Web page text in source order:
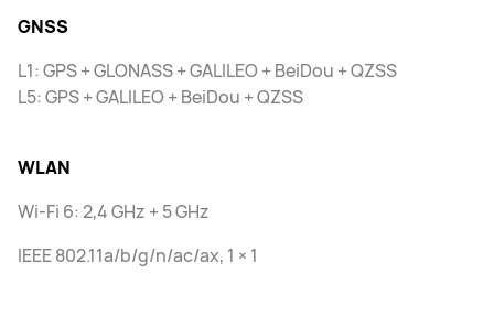
GNSS
L1: GPS + GLONASS + GALILEO + BeiDou + QZSS
L5: GPS + GALILEO + BeiDou + QZSS
WLAN
Wi-Fi 6: 2,4 GHz + 5 GHz
IEEE 802.11a/b/g/n/ac/ax, 1 × 1